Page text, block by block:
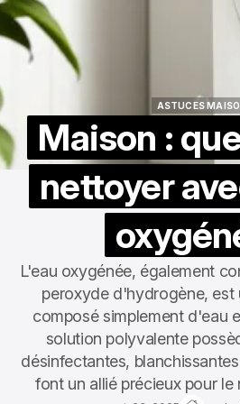
ASTUCES
Maison :
nettoyer
L'eau oxygénée, également
peroxyde d'hydrogène, est
composé simplement d'eau
solution polyvalente
désinfectantes,
font un allié précieux pour